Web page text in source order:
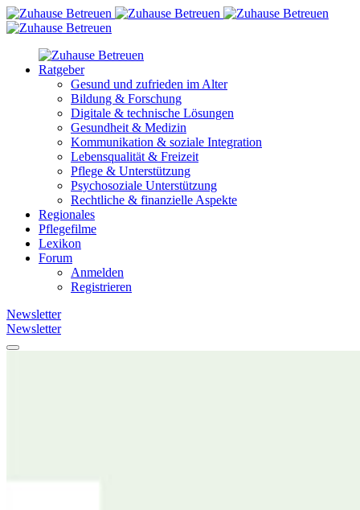
Ratgeber
Gesund und zufrieden im Alter
Bildung & Forschung
Digitale & technische Lösungen
Gesundheit & Medizin
Kommunikation & soziale Integration
Lebensqualität & Freizeit
Pflege & Unterstützung
Psychosoziale Unterstützung
Rechtliche & finanzielle Aspekte
Regionales
Pflegefilme
Lexikon
Forum
Anmelden
Registrieren
Newsletter
Newsletter